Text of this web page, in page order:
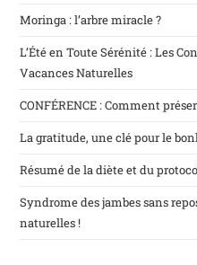
Moringa : l’arbre miracle ?
L’Été en Toute Sérénité : Les
Vacances Naturelles
CONFÉRENCE : Comment
La gratitude, une clé pour le
Résumé de la diète et du
Syndrome des jambes sans
naturelles !